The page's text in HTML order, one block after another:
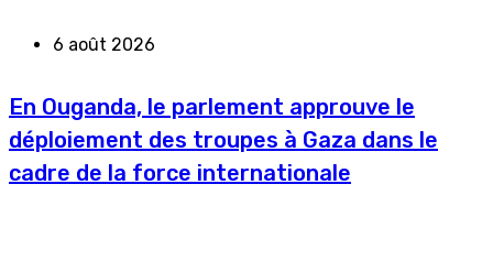
6 août 2026
En Ouganda, le parlement approuve le
déploiement des troupes à Gaza dans le
cadre de la force internationale